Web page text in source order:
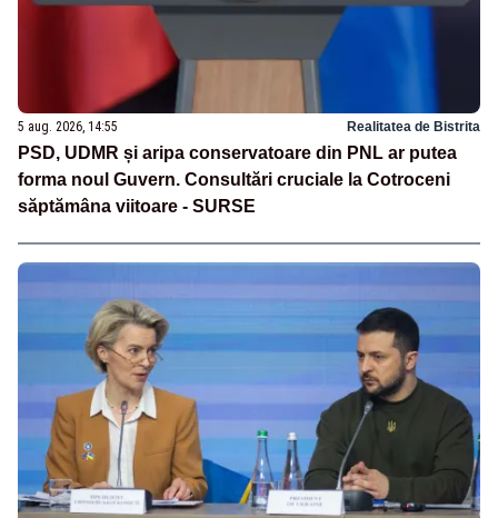
5 aug. 2026, 14:55 Realitatea de Bistrita
PSD, UDMR și aripa conservatoare din PNL ar putea
forma noul Guvern. Consultări cruciale la Cotroceni
săptămâna viitoare - SURSE